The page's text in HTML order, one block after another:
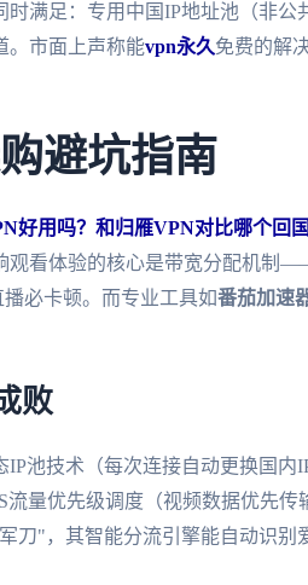
满足：专用中国IP地址池（非公
。市面上声称能vpn永久免费的解
避坑指南
好用吗？和归雁VPN对比哪个回国
观看体验的核心是带宽分配机制
必卡顿。而专业工具如番茄加速
败
池技术（每次连接自动更换国内
流量优先级调度（视频数据优先传
刀"，其智能分流引擎能自动识别